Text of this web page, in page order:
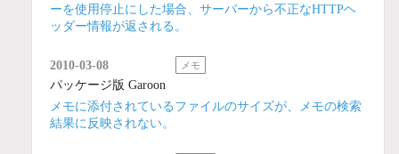
ーを使用停止にした場合、サーバーから不正なHTTPヘ
ッダー情報が返される。
2010-03-08 メモ
パッケージ版 Garoon
メモに添付されているファイルのサイズが、メモの検索
結果に反映されない。